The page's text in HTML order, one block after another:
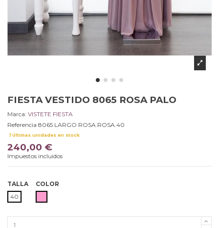
FIESTA VESTIDO 8065 ROSA PALO
Marca: VISTETE FIESTA
Referencia 8065 LARGO ROSA.ROSA.40
Últimas unidades en stock
240,00 €
Impuestos incluidos
TALLA
40
COLOR